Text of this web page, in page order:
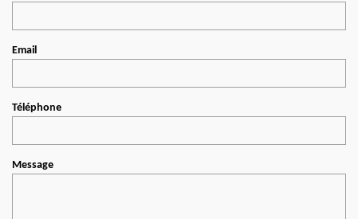
Email
Téléphone
Message